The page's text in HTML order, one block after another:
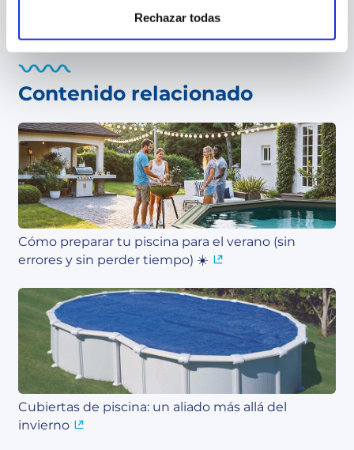
Rechazar todas
Contenido relacionado
Cómo preparar tu piscina para el verano (sin
errores y sin perder tiempo) ☀️
Cubiertas de piscina: un aliado más allá del
invierno